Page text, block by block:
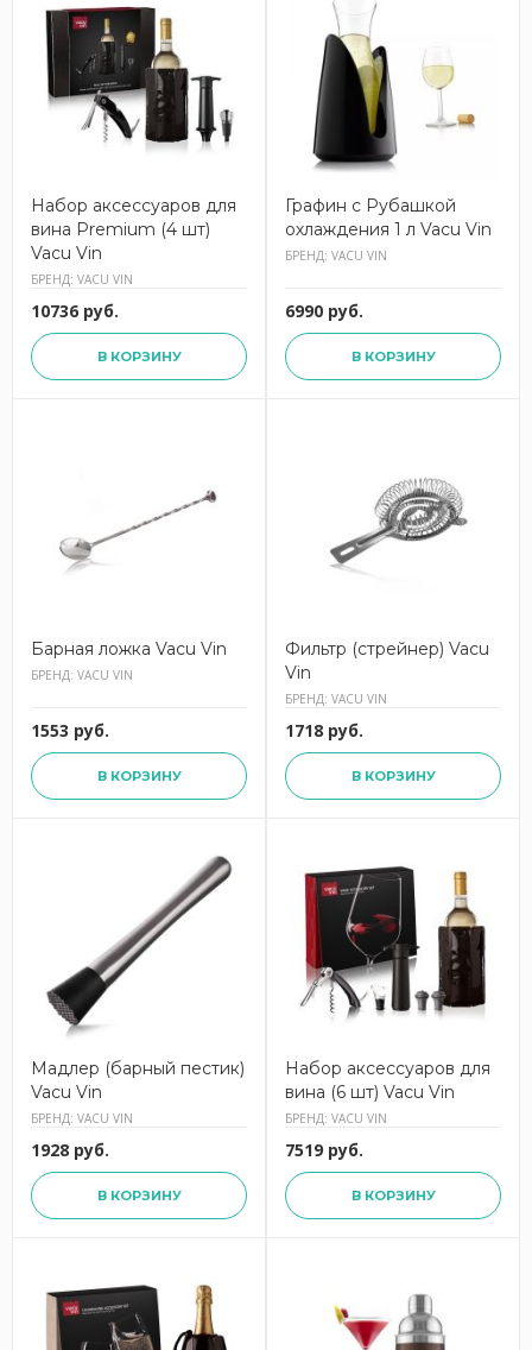
Набор аксессуаров для
вина Premium (4 шт)
Vacu Vin
БРЕНД: VACU VIN
10736 руб.
В КОРЗИНУ
Графин с Рубашкой
охлаждения 1 л Vacu Vin
БРЕНД: VACU VIN
6990 руб.
В КОРЗИНУ
Барная ложка Vacu Vin
БРЕНД: VACU VIN
1553 руб.
В КОРЗИНУ
Фильтр (стрейнер) Vacu
Vin
БРЕНД: VACU VIN
1718 руб.
В КОРЗИНУ
Мадлер (барный пестик)
Vacu Vin
БРЕНД: VACU VIN
1928 руб.
В КОРЗИНУ
Набор аксессуаров для
вина (6 шт) Vacu Vin
БРЕНД: VACU VIN
7519 руб.
В КОРЗИНУ